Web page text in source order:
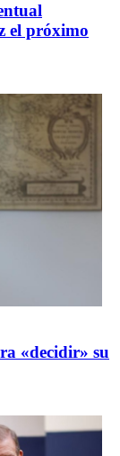
el próximo
«decidir» su